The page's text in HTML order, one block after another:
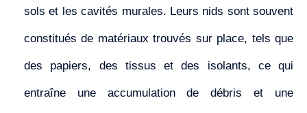
sols et les cavités murales. Leurs nids sont souvent
constitués de matériaux trouvés sur place, tels que
des papiers, des tissus et des isolants, ce qui
entraîne une accumulation de débris et une